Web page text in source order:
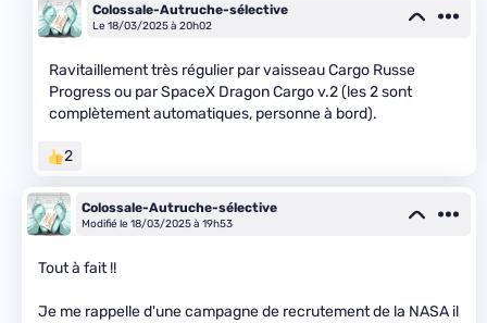
Colossale-Autruche-sélective
Le 18/03/2025 à 20h02
Ravitaillement très régulier par vaisseau Cargo Russe
Progress ou par SpaceX Dragon Cargo v.2 (les 2 sont
complètement automatiques, personne à bord).
2
Colossale-Autruche-sélective
Modifié le 18/03/2025 à 19h53
Tout à fait !!
Je me rappelle d'une campagne de recrutement de la NASA il